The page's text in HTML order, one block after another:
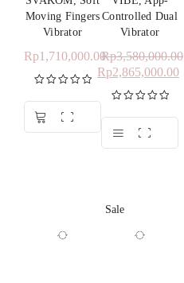
Moving Fingers
Vibrator
Rp1,710,000.00
Dinilai5.00
dari 5
Controlled Dual
Vibrator
Rp3,580,000.00
Rp2,865,000.00
Dinilai5.00
dari 5
Sale